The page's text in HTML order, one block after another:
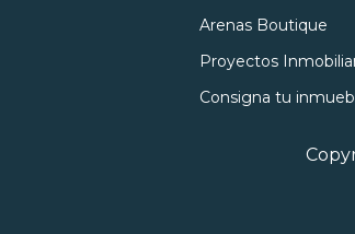
Arenas Boutique
Proyectos
Consigna tu